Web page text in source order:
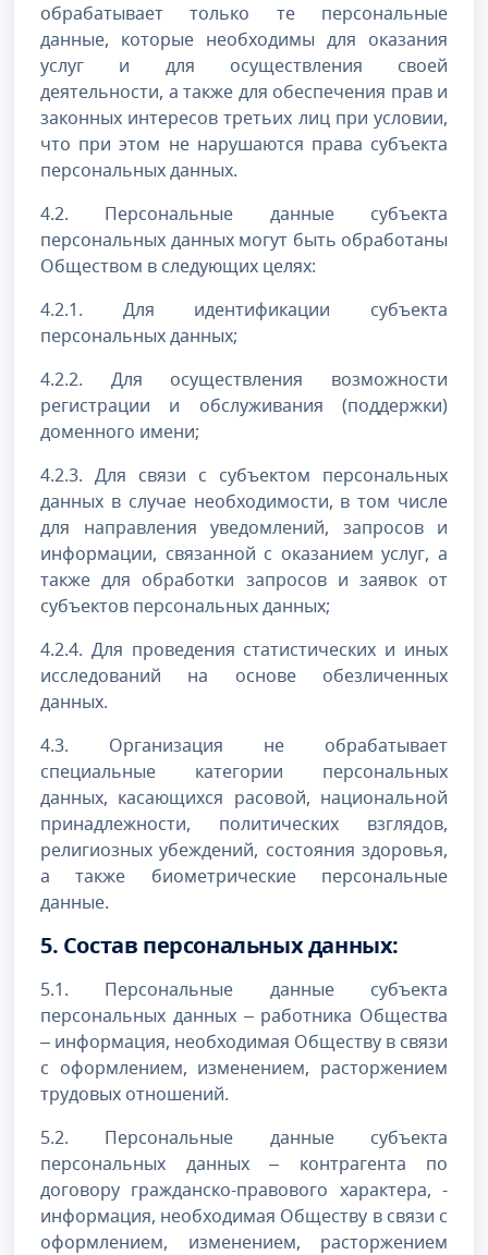
обрабатывает только те персональные
данные, которые необходимы для оказания
услуг и для осуществления своей
деятельности, а также для обеспечения прав и
законных интересов третьих лиц при условии,
что при этом не нарушаются права субъекта
персональных данных.
4.2. Персональные данные субъекта
персональных данных могут быть обработаны
Обществом в следующих целях:
4.2.1. Для идентификации субъекта
персональных данных;
4.2.2. Для осуществления возможности
регистрации и обслуживания (поддержки)
доменного имени;
4.2.3. Для связи с субъектом персональных
данных в случае необходимости, в том числе
для направления уведомлений, запросов и
информации, связанной с оказанием услуг, а
также для обработки запросов и заявок от
субъектов персональных данных;
4.2.4. Для проведения статистических и иных
исследований на основе обезличенных
данных.
4.3. Организация не обрабатывает
специальные категории персональных
данных, касающихся расовой, национальной
принадлежности, политических взглядов,
религиозных убеждений, состояния здоровья,
а также биометрические персональные
данные.
5. Состав персональных данных:
5.1. Персональные данные субъекта
персональных данных – работника Общества
– информация, необходимая Обществу в связи
с оформлением, изменением, расторжением
трудовых отношений.
5.2. Персональные данные субъекта
персональных данных – контрагента по
договору гражданско-правового характера, -
информация, необходимая Обществу в связи с
оформлением, изменением, расторжением